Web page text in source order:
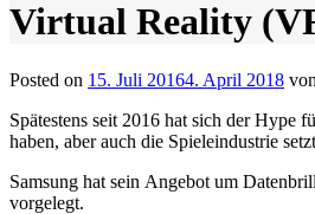
Virtual Reality
Posted on 15. Juli 20164. April 2018 von
Spätestens seit 2016 hat sich der
haben, aber auch die Spieleindustrie
Samsung hat sein Angebot um
vorgelegt.